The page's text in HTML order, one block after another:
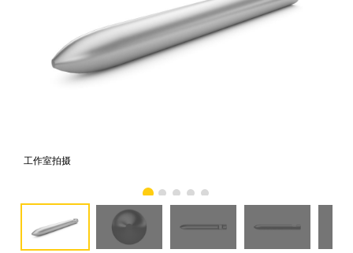
工作室拍摄